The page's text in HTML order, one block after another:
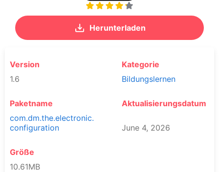
Herunterladen
Version
1.6
Kategorie
Bildungslernen
Paketname
com.dm.the.electronic.
configuration
Aktualisierungsdatum
June 4, 2026
Größe
10.61MB